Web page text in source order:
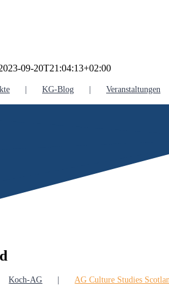
09-20T21:04:13+02:00
KG-Blog Veranstaltungen
Koch-AG AG Culture Studies